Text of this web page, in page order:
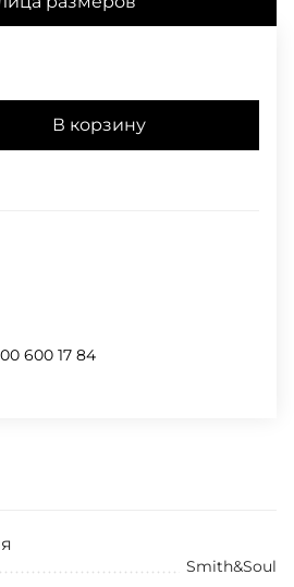
В корзину
600 17 84
Smith&Soul